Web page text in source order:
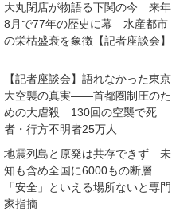
大丸閉店が物語る下関の今 来年
8月で77年の歴史に幕 水産都市
の栄枯盛衰を象徴【記者座談会】
【記者座談会】語れなかった東京
大空襲の真実――首都圏制圧のた
めの大虐殺 130回の空襲で死
者・行方不明者25万人
地震列島と原発は共存できず 未
知も含め全国に6000もの断層
「安全」といえる場所ないと専門
家指摘